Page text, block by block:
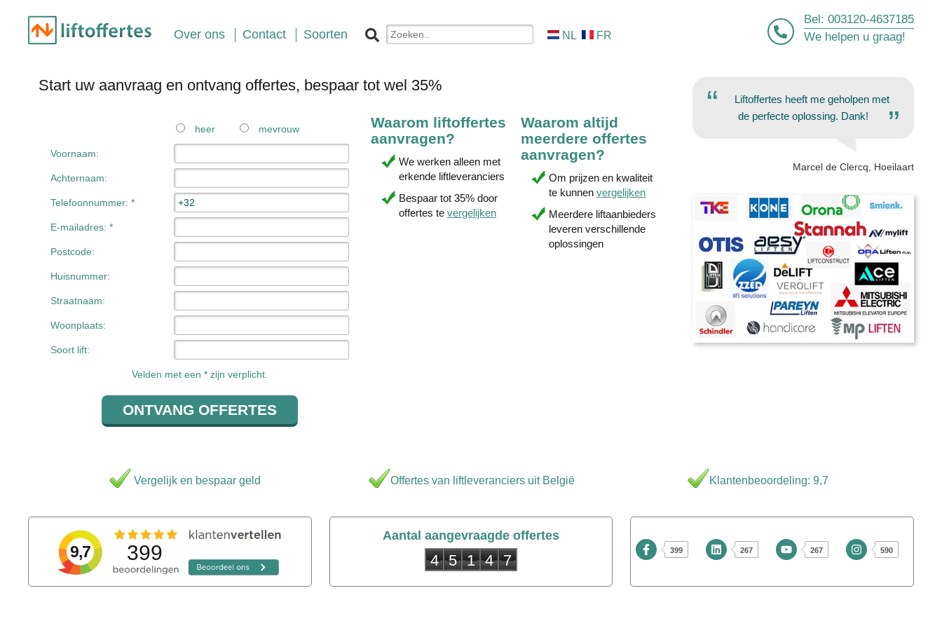
Over ons Contact Soorten NL FR
Bel: 003120-4637185
We helpen u graag!
Start uw aanvraag en ontvang offertes, bespaar tot wel 35%
heer mevrouw
Voornaam:
Achternaam:
Telefoonnummer: *
E-mailadres: *
Postcode:
Huisnummer:
Straatnaam:
Woonplaats:
Soort lift:
Velden met een * zijn verplicht.
Waarom liftoffertes
aanvragen?
We werken alleen met
erkende liftleveranciers
Bespaar tot 35% door
offertes tevergelijken
Waarom altijd
meerdere offertes
aanvragen?
Om prijzen en kwaliteit
te kunnenvergelijken
Meerdere liftaanbieders
leveren verschillende
oplossingen
Liftoffertes heeft me geholpen met
de perfecte oplossing. Dank!
Marcel de Clercq, Hoeilaart
Vergelijk en bespaar geld Offertes van liftleveranciers uit België Klantenbeoordeling: 9,7
9,7 399
Aantal aangevraagde offertes
4 5 1 4 7
399 267 267 590